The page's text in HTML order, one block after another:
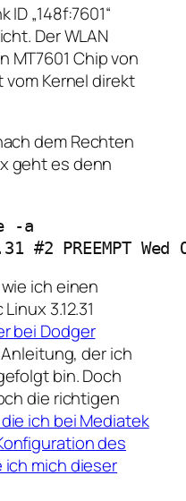
„148f:7601“
Der WLAN
MT7601 Chip von
vom Kernel direkt
dem Rechten
geht es denn
-a
#2 PREEMPT
ich einen
3.12.31
bei Dodger
der ich
bin. Doch
die richtigen
ich bei Mediatek
des
mich dieser